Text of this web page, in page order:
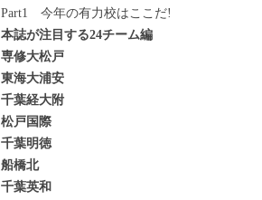
Part1 今年の有力校はここだ!
本誌が注目する24チーム編
専修大松戸
東海大浦安
千葉経大附
松戸国際
千葉明徳
船橋北
千葉英和